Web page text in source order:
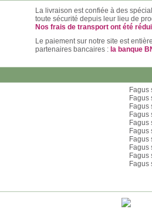
La livraison est confiée à des
toute sécurité depuis leur lieu de
Nos frais de transport ont été
Le paiement sur notre site est
partenaires bancaires : la banque
Fagus
Fagus
Fagus
Fagus
Fagus
Fagus
Fagus
Fagus
Fagus
Fagus